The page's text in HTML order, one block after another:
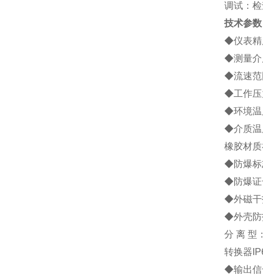
调试：
技术参数
◆仪表精
◆测量介
◆流速范
◆工作压
◆环境
◆介质温
橡胶材
◆防爆标
◆防爆证
◆外磁干
◆外壳防
分 离 型
转换器
◆输出信